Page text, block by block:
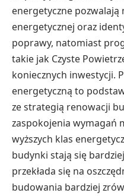
energetyczne
energetycznej oraz
poprawy, natomiast
takie jak Czyste
koniecznych inwestycji.
energetyczną to
ze strategią renowacji
zaspokojenia wymagań
wyższych klas
budynki stają się
przekłada się na
budowania bardziej